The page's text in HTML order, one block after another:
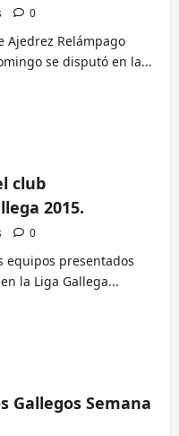
0
Ajedrez Relámpago
se disputó en la...
club
2015.
0
equipos presentados
la Liga Gallega...
Gallegos Semana